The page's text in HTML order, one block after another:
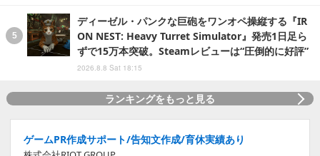
ディーゼル・パンクな巨砲をワンオペ操縦する『IR
ON NEST: Heavy Turret Simulator』発売1日足ら
ずで15万本突破。Steamレビューは“圧倒的に好評”
2026.8.8 Sat 18:15
ランキングをもっと見る
ゲームPR作成サポート/告知文作成/育休実績あり